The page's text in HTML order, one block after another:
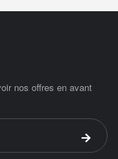
nos offres en avant
Valider